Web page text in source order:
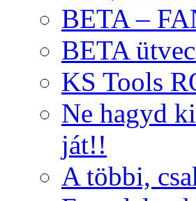
BETA –
BETA
KS Tools
Ne hagyd
ját!!
A többi,